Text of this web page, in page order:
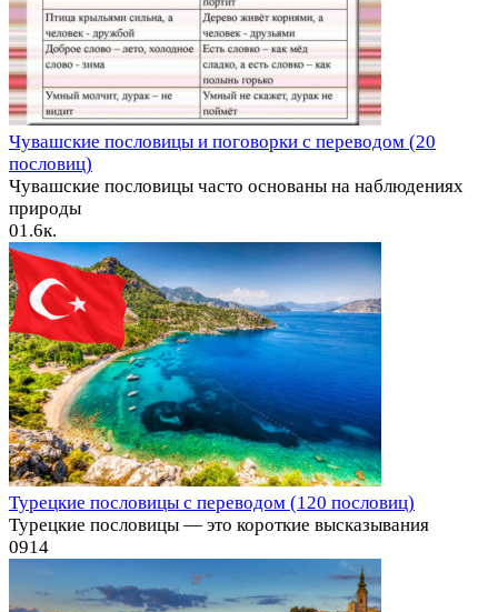
Чувашские пословицы и поговорки с переводом (20
пословиц)
Чувашские пословицы часто основаны на наблюдениях
природы
01.6к.
Турецкие пословицы с переводом (120 пословиц)
Турецкие пословицы — это короткие высказывания
0914